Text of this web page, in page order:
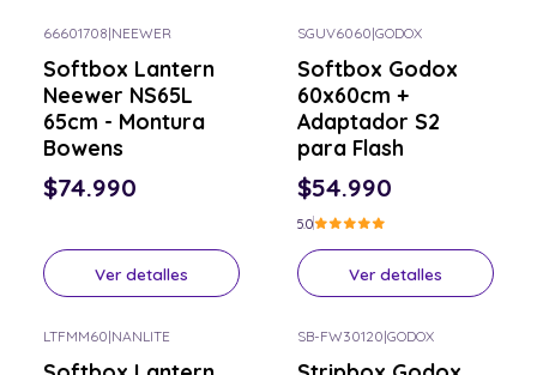
66601708|NEEWER
Softbox Lantern
Neewer NS65L
65cm - Montura
Bowens
$74.990
Ver detalles
SGUV6060|GODOX
Softbox Godox
60x60cm +
Adaptador S2
para Flash
$54.990
5.0
Ver detalles
LTFMM60|NANLITE SB-FW30120|GODOX